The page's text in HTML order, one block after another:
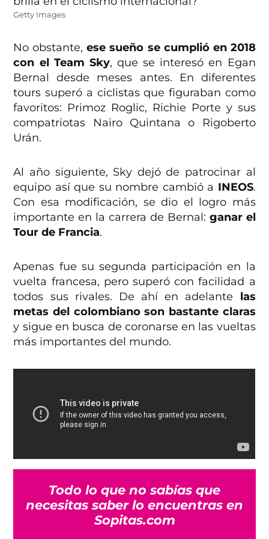
Getty Images
No obstante, ese sueño se cumplió en 2018
con el Team Sky, que se interesó en Egan
Bernal desde meses antes. En diferentes
tours superó a ciclistas que figuraban como
favoritos: Primoz Roglic, Richie Porte y sus
compatriotas Nairo Quintana o Rigoberto
Urán.
Al año siguiente, Sky dejó de patrocinar al
equipo así que su nombre cambió a INEOS.
Con esa modificación, se dio el logro más
importante en la carrera de Bernal: ganar el
Tour de Francia.
Apenas fue su segunda participación en la
vuelta francesa, pero superó con facilidad a
todos sus rivales. De ahí en adelante las
metas del colombiano son bastante claras
y sigue en busca de coronarse en las vueltas
más importantes del mundo.
Todo lo que no sabías que
necesitas saber lo encuentras en
Sopitas.com